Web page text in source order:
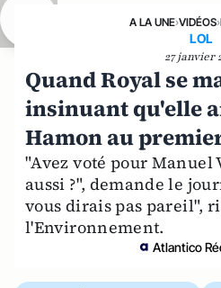
A LA UNE›VIDÉOS›
LOL
27 janvier
Quand Royal se
insinuant qu'elle
Hamon au
"Avez voté pour Manuel
aussi ?", demande le
vous dirais pas pareil",
l'Environnement.
Atlantico